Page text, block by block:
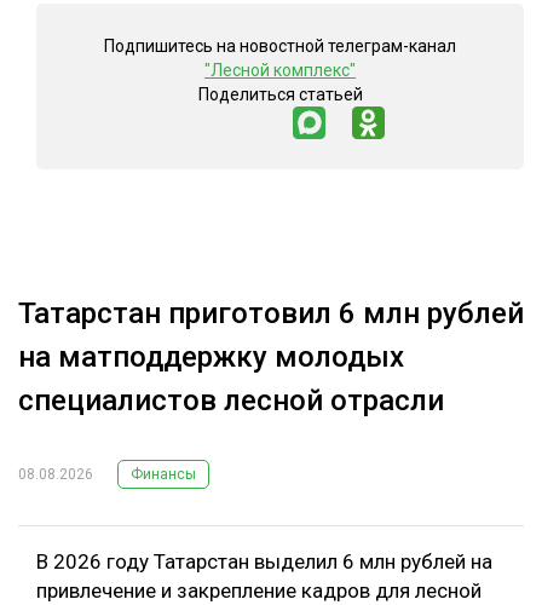
Подпишитесь на новостной телеграм-канал
"Лесной комплекс"
Поделиться статьей
Татарстан приготовил 6 млн рублей
на матподдержку молодых
специалистов лесной отрасли
08.08.2026 Финансы
В 2026 году Татарстан выделил 6 млн рублей на
привлечение и закрепление кадров для лесной